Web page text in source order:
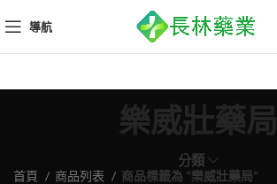
導航
樂威壯藥局
分類
首頁 商品列表 商品標籤為 “樂威壯藥局”